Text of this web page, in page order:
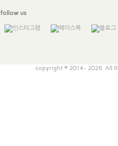
follow us
copyright © 2014- 2026. All